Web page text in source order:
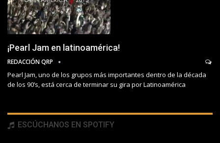
¡Pearl Jam en latinoamérica!
REDACCIÓN QRP
Pearl Jam, uno de los grupos más importantes dentro de la década
de los 90’s, está cerca de terminar su gira por Latinoamérica
ESCÚCHANOS EN SPOTIFY